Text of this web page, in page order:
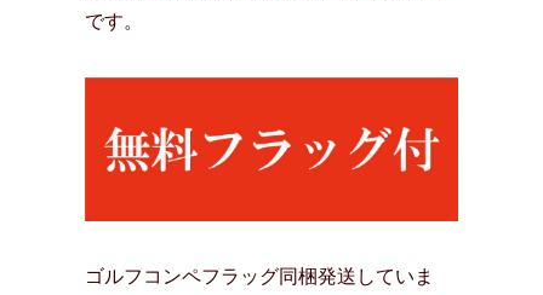
です。
ゴルフコンペフラッグ同梱発送していま